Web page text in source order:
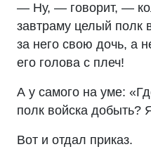
— Ну, — говорит, —
завтраму целый полк
за него свою дочь, а
его голова с плеч!
А у самого на уме:
полк войска добыть?
Вот и отдал приказ.